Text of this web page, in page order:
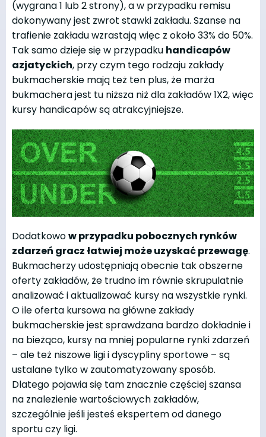
(wygrana 1 lub 2 strony), a w przypadku remisu
dokonywany jest zwrot stawki zakładu. Szanse na
trafienie zakładu wzrastają więc z około 33% do 50%.
Tak samo dzieje się w przypadku handicapów
azjatyckich, przy czym tego rodzaju zakłady
bukmacherskie mają też ten plus, że marża
bukmachera jest tu niższa niż dla zakładów 1X2, więc
kursy handicapów są atrakcyjniejsze.
Dodatkowow przypadku pobocznych rynków
zdarzeń gracz łatwiej może uzyskać przewagę.
Bukmacherzy udostępniają obecnie tak obszerne
oferty zakładów, że trudno im równie skrupulatnie
analizować i aktualizować kursy na wszystkie rynki.
O ile oferta kursowa na główne zakłady
bukmacherskie jest sprawdzana bardzo dokładnie i
na bieżąco, kursy na mniej popularne rynki zdarzeń
– ale też niszowe ligi i dyscypliny sportowe – są
ustalane tylko w zautomatyzowany sposób.
Dlatego pojawia się tam znacznie częściej szansa
na znalezienie wartościowych zakładów,
szczególnie jeśli jesteś ekspertem od danego
sportu czy ligi.